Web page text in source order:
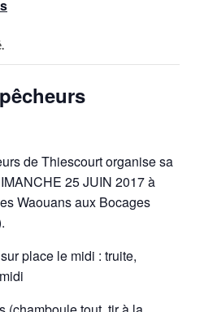
de Thiescourt organise sa
25 JUIN 2017 à
Waouans aux Bocages
place le midi : truite,